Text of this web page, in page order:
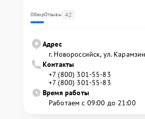
ОбзорОтзывы 42
Адрес
г. Новороссийск, ул.
Контакты
+7 (800) 301-55-83
+7 (800) 301-55-83
Время работы
Работаем с 09:00 до 21:00